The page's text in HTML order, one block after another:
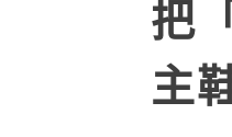
把
主